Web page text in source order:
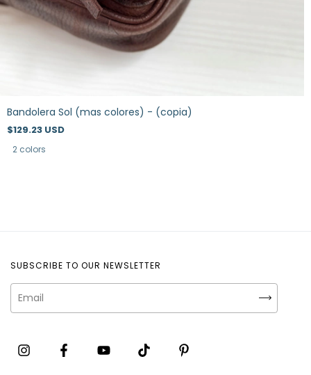
Bandolera Sol (mas colores) - (copia)
$129.23 USD
2 colors
SUBSCRIBE TO OUR NEWSLETTER